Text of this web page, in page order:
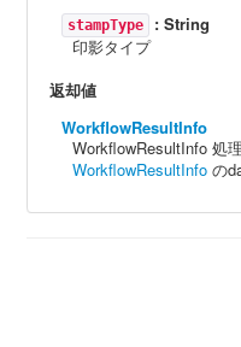
stampType : String
印影タイプ
返却値
WorkflowResultInfo
WorkflowResultInfo 処
WorkflowResultInfo の